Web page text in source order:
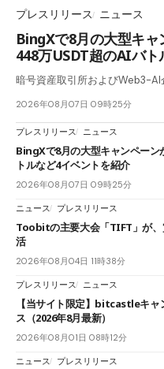
プレスリリース ニュース
BingXで8月の大型キ
448万USDT超のAIバ
暗号資産取引所およびWeb3-
2026年08月07日 09時25分
プレスリリース ニュース
BingXで8月の大型キャンペー
トルなど4イベントを紹介
2026年08月07日 09時25分
ニュース プレスリリース
Toobitの主要大会「TIFT」が、
活
2026年08月04日 11時38分
プレスリリース ニュース
【当サイト限定】bitcastleキャ
ス（2026年8月最新）
2026年08月01日 08時12分
ニュース プレスリリース